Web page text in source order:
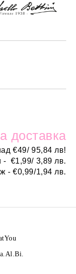
а доставка
€49/ 95,84 лв!
- €1,99/ 3,89 лв.
-€0,99/1,94 лв.